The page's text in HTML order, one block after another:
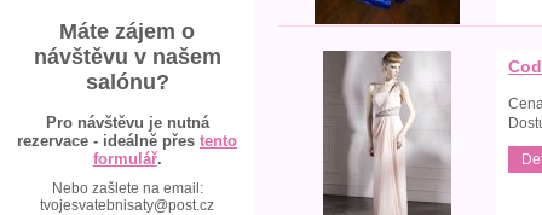
Máte zájem o
návštěvu v našem
salónu?
Pro návštěvu je nutná
rezervace - ideálně přes tento
formulář.
Nebo zašlete na email:
tvojesvatebnisaty@post.cz